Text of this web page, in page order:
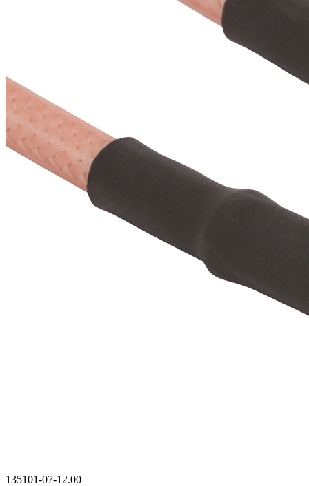
135101-07-12.00